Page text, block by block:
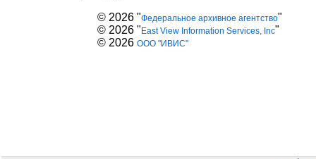
© 2026 "Федеральное архивное агентство"
© 2026 " East View Information Services, Inc"
© 2026 ООО "ИВИС"